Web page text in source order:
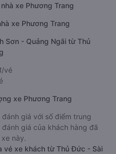
xe Phương Trang
xe Phương Trang
Sơn - Quảng Ngãi từ Thủ
vé
xe Phương Trang
giá với số điểm trung
giá của khách hàng đã
này.
vé xe khách từ Thủ Đức - Sài